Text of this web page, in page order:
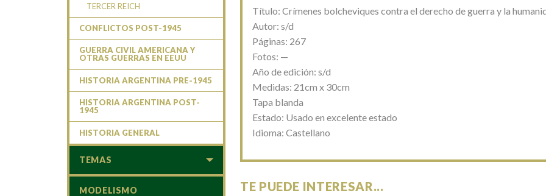
Título: Crímenes bolcheviques contra el derecho de guerra y la
Autor: s/d
Páginas: 267
Fotos: —
Año de edición: s/d
Medidas: 21cm x 30cm
Tapa blanda
Estado: Usado en excelente estado
Idioma: Castellano
TE PUEDE INTERESAR...
TERCER REICH
CONFLICTOS POST-1945
GUERRA CIVIL AMERICANA Y
OTRAS GUERRAS EN EEUU
HISTORIA ARGENTINA PRE-1945
HISTORIA ARGENTINA POST-
1945
HISTORIA GENERAL
TEMAS
MODELISMO